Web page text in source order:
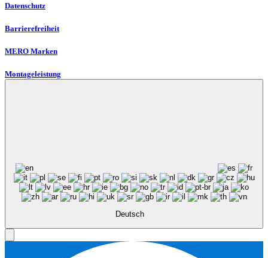
Datenschutz
Barrierefreiheit
MERO Marken
Montageleistung
Deutsch